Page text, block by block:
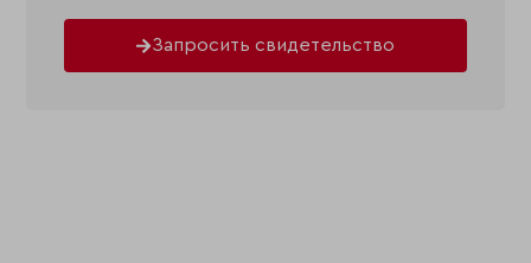
Запросить свидетельство